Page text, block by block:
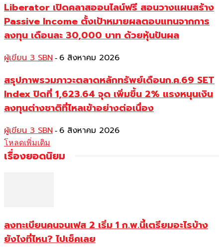
Liberator เปิดคลาสออนไลน์ฟรี สอนวางแผนสร้าง
Passive Income ตั้งเป้าหมายผลตอบแทนจากการ
ลงทุน เดือนละ 30,000 บาท ด้วยหุ้นปันผล
ผู้เขียน 3 SBN - 6 สิงหาคม 2026
สรุปภาพรวมภาวะตลาดหลักทรัพย์เดือนก.ค.69 SET
Index ปิดที่ 1,623.64 จุด เพิ่มขึ้น 2% แรงหนุนเงิน
ลงทุนต่างชาติที่ไหลเข้าอย่างต่อเนื่อง
ผู้เขียน 3 SBN - 6 สิงหาคม 2026
โหลดเพิ่มเติม
เรื่องยอดนิยม
ลงทะเบียนคนจนเฟส 2 เริ่ม 1 ก.พ.นี้เตรียมอะไรบ้าง
ยังไงที่ไหน? ไปเช็คเลย